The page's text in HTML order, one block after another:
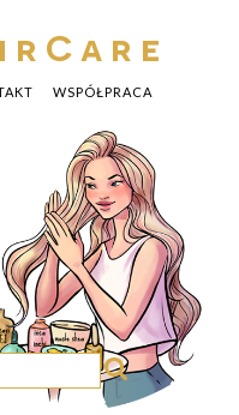
WSPÓŁPRACA